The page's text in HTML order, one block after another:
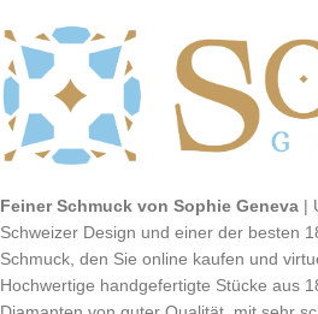
Feiner Schmuck von Sophie Geneva |
Schweizer Design und einer der besten
Schmuck, den Sie online kaufen und
Hochwertige handgefertigte Stücke aus